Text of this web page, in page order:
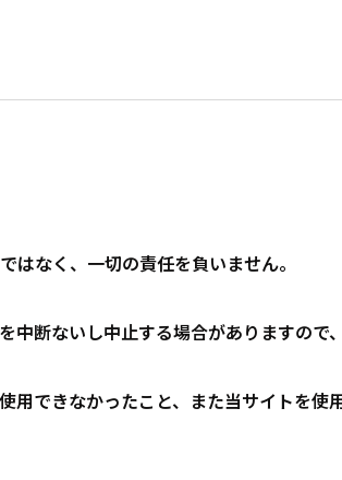
なく、一切の責任を負いません。
断ないし中止する場合がありますので
できなかったこと、また当サイトを使